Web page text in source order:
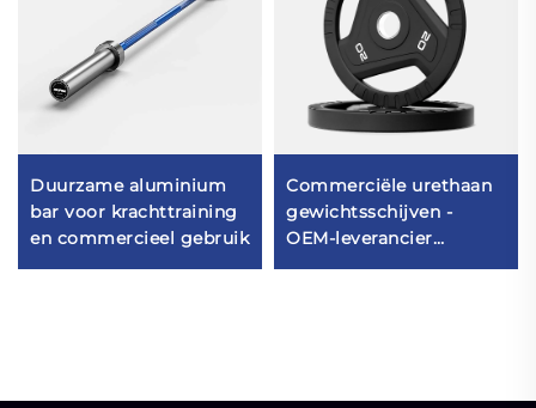
Duurzame aluminium
bar voor krachttraining
en commercieel gebruik
Commerciële urethaan
gewichtsschijven -
OEM-leverancier
fitnessapparatuur